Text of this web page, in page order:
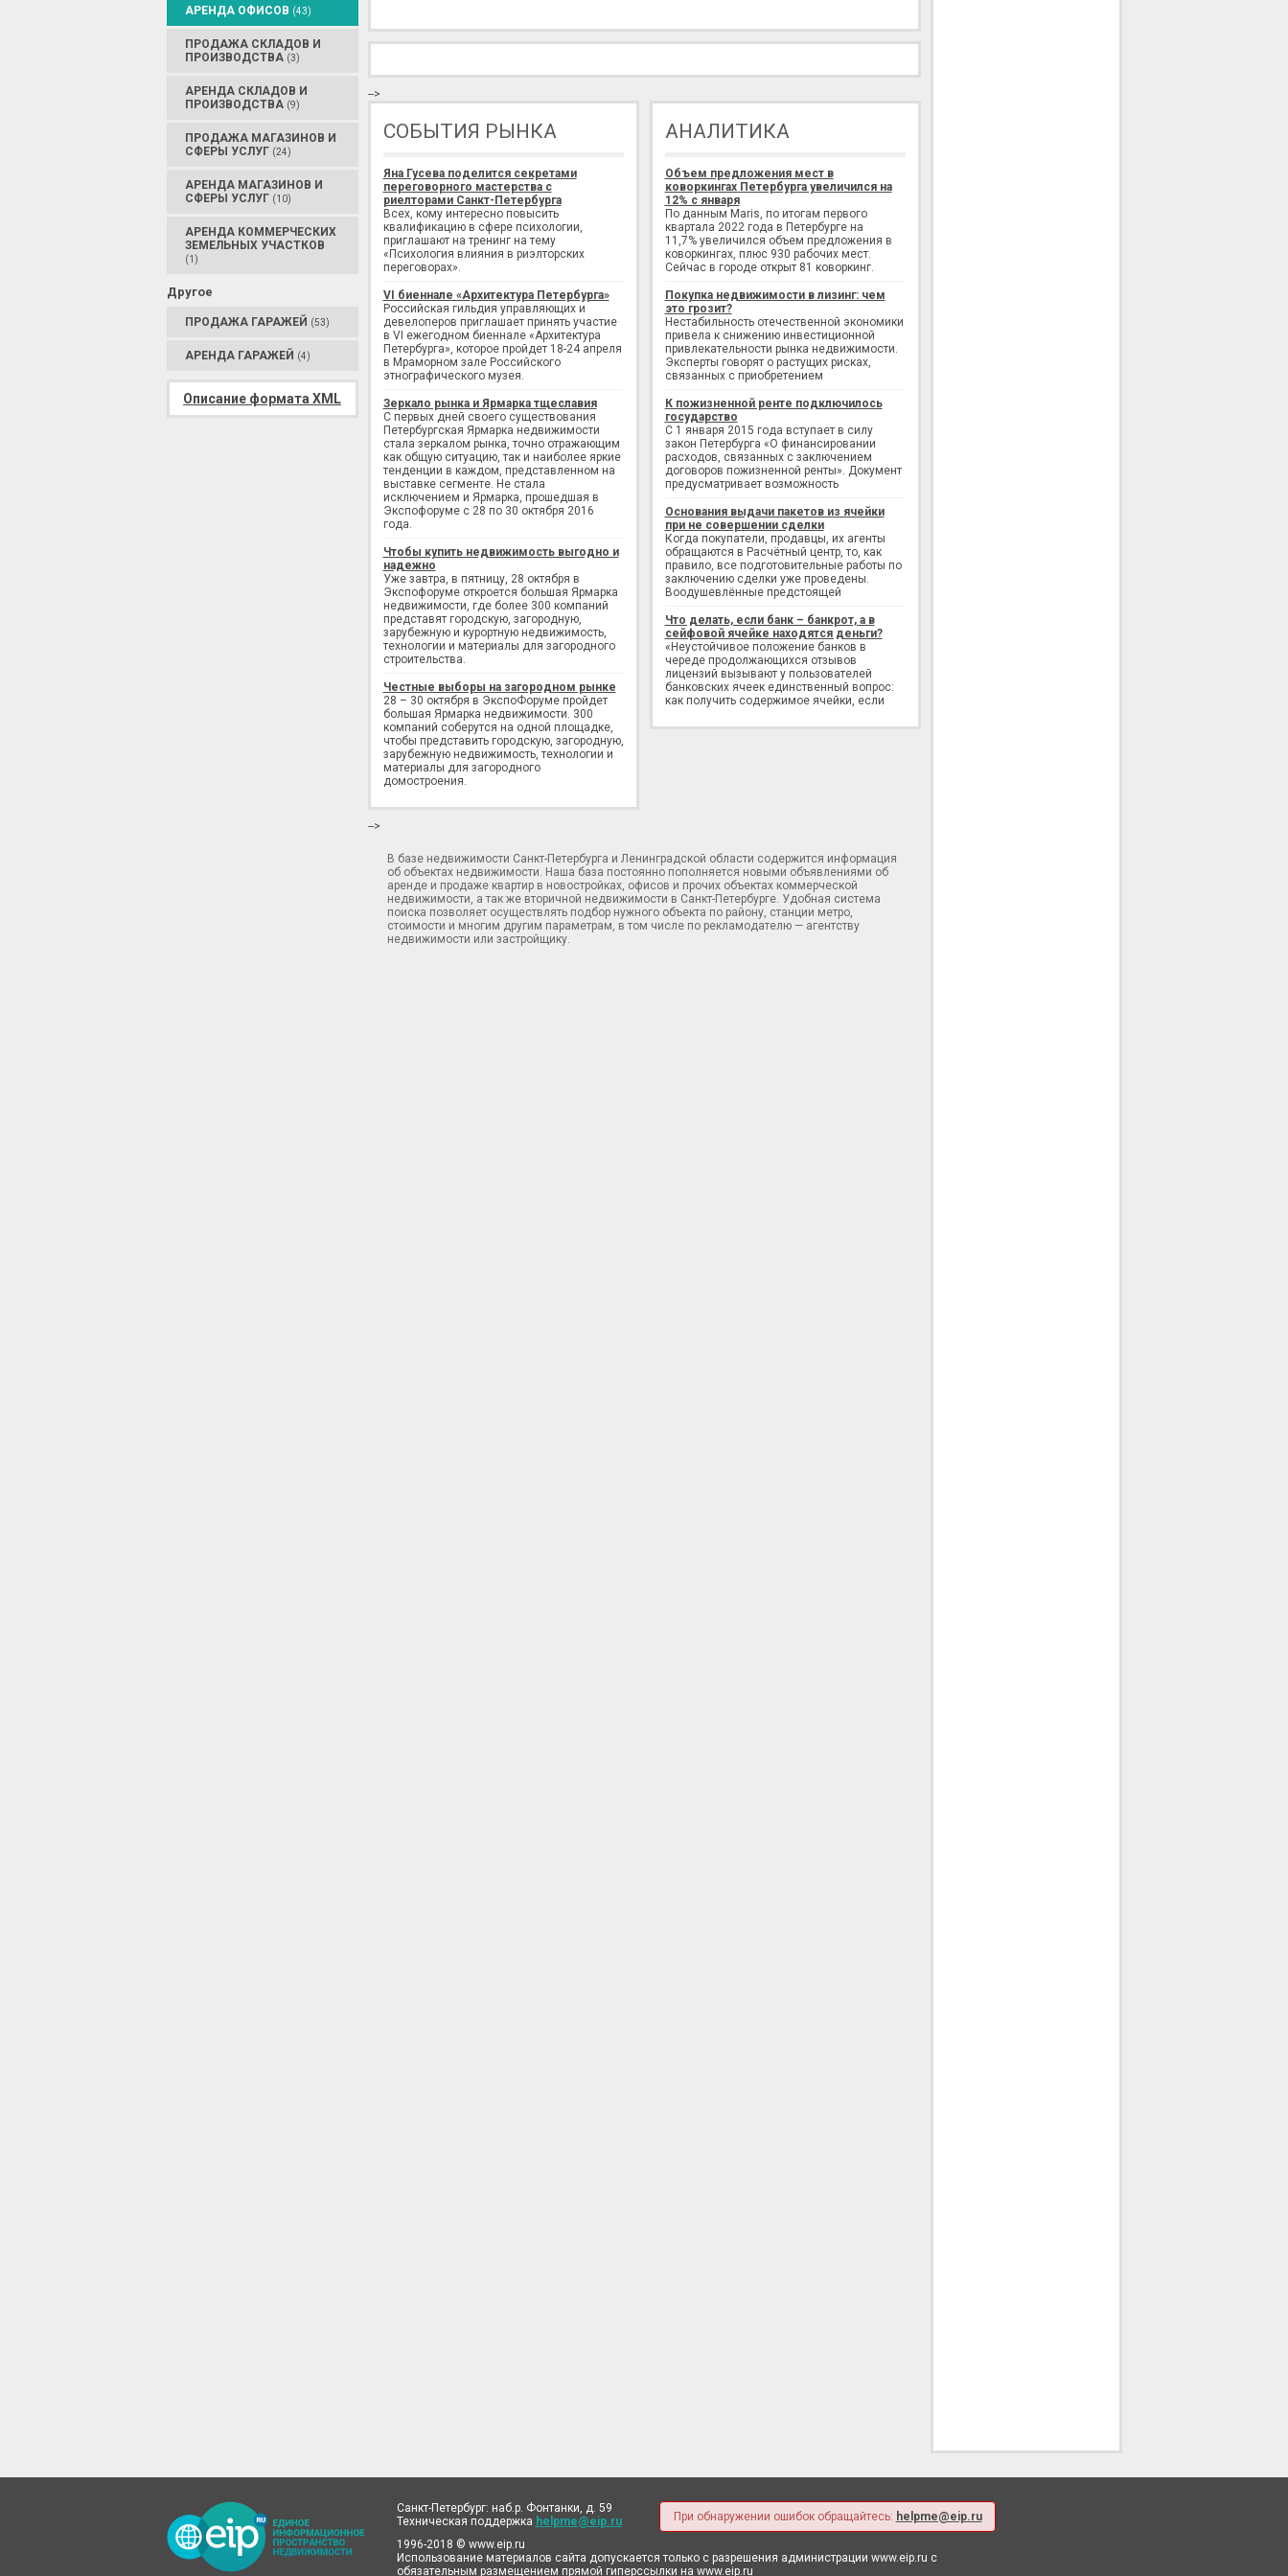
АРЕНДА ОФИСОВ (43)
ПРОДАЖА СКЛАДОВ И
ПРОИЗВОДСТВА (3)
АРЕНДА СКЛАДОВ И
ПРОИЗВОДСТВА (9)
ПРОДАЖА МАГАЗИНОВ И
СФЕРЫ УСЛУГ (24)
АРЕНДА МАГАЗИНОВ И
СФЕРЫ УСЛУГ (10)
АРЕНДА КОММЕРЧЕСКИХ
ЗЕМЕЛЬНЫХ УЧАСТКОВ
(1)
Другое
ПРОДАЖА ГАРАЖЕЙ (53)
АРЕНДА ГАРАЖЕЙ (4)
Описание формата XML
-->
СОБЫТИЯ РЫНКА
Яна Гусева поделится секретами
переговорного мастерства с
риелторами Санкт-Петербурга
Всех, кому интересно повысить
квалификацию в сфере психологии,
приглашают на тренинг на тему
«Психология влияния в риэлторских
переговорах».
VI биеннале «Архитектура Петербурга»
Российская гильдия управляющих и
девелоперов приглашает принять участие
в VI ежегодном биеннале «Архитектура
Петербурга», которое пройдет 18-24 апреля
в Мраморном зале Российского
этнографического музея.
Зеркало рынка и Ярмарка тщеславия
С первых дней своего существования
Петербургская Ярмарка недвижимости
стала зеркалом рынка, точно отражающим
как общую ситуацию, так и наиболее яркие
тенденции в каждом, представленном на
выставке сегменте. Не стала
исключением и Ярмарка, прошедшая в
Экспофоруме с 28 по 30 октября 2016
года.
Чтобы купить недвижимость выгодно и
надежно
Уже завтра, в пятницу, 28 октября в
Экспофоруме откроется большая Ярмарка
недвижимости, где более 300 компаний
представят городскую, загородную,
зарубежную и курортную недвижимость,
технологии и материалы для загородного
строительства.
Честные выборы на загородном рынке
28 – 30 октября в ЭкспоФоруме пройдет
большая Ярмарка недвижимости. 300
компаний соберутся на одной площадке,
чтобы представить городскую, загородную,
зарубежную недвижимость, технологии и
материалы для загородного
домостроения.
АНАЛИТИКА
Объем предложения мест в
коворкингах Петербурга увеличился на
12% с января
По данным Maris, по итогам первого
квартала 2022 года в Петербурге на
11,7% увеличился объем предложения в
коворкингах, плюс 930 рабочих мест.
Сейчас в городе открыт 81 коворкинг.
Покупка недвижимости в лизинг: чем
это грозит?
Нестабильность отечественной экономики
привела к снижению инвестиционной
привлекательности рынка недвижимости.
Эксперты говорят о растущих рисках,
связанных с приобретением
К пожизненной ренте подключилось
государство
С 1 января 2015 года вступает в силу
закон Петербурга «О финансировании
расходов, связанных с заключением
договоров пожизненной ренты». Документ
предусматривает возможность
Основания выдачи пакетов из ячейки
при не совершении сделки
Когда покупатели, продавцы, их агенты
обращаются в Расчётный центр, то, как
правило, все подготовительные работы по
заключению сделки уже проведены.
Воодушевлённые предстоящей
Что делать, если банк – банкрот, а в
сейфовой ячейке находятся деньги?
«Неустойчивое положение банков в
череде продолжающихся отзывов
лицензий вызывают у пользователей
банковских ячеек единственный вопрос:
как получить содержимое ячейки, если
-->
В базе недвижимости Санкт-Петербурга и Ленинградской области содержится информация
об объектах недвижимости. Наша база постоянно пополняется новыми объявлениями об
аренде и продаже квартир в новостройках, офисов и прочих объектах коммерческой
недвижимости, а так же вторичной недвижимости в Санкт-Петербурге. Удобная система
поиска позволяет осуществлять подбор нужного объекта по району, станции метро,
стоимости и многим другим параметрам, в том числе по рекламодателю — агентству
недвижимости или застройщику.
При обнаружении ошибок обращайтесь: helpme@eip.ru
Санкт-Петербург: наб.р. Фонтанки, д. 59
Техническая поддержка helpme@eip.ru
1996-2018 © www.eip.ru
Использование материалов сайта допускается только с разрешения администрации www.eip.ru с
обязательным размещением прямой гиперссылки на www.eip.ru